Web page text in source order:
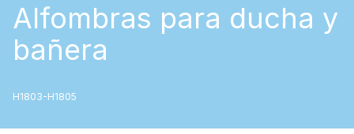
Alfombras para ducha y
bañera
H1803-H1805